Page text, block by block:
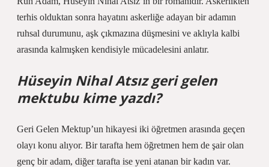
terhis olduktan sonra hayatını askerliğe adayan bir adamın
ruhsal durumunu, aşk çıkmazına düşmesini ve aklıyla kalbi
arasında kalmışken kendisiyle mücadelesini anlatır.
Hüseyin Nihal Atsız geri gelen
mektubu kime yazdı?
Geri Gelen Mektup’un hikayesi iki öğretmen arasında geçen
olayı konu alıyor. Bir tarafta hem öğretmen hem de şair olan
genç bir adam, diğer tarafta ise yeni atanan bir kadın var.